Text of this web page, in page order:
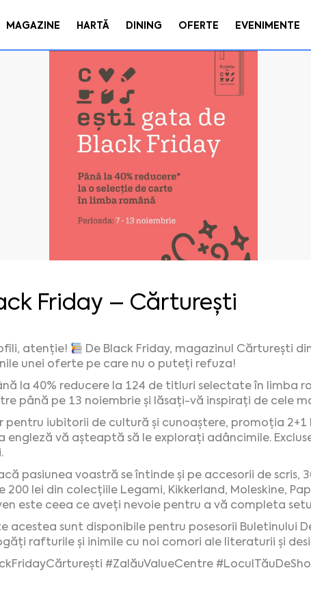
MAGAZINE HARTĂ DINING OFERTE EVENIMENTE
Friday – Cărturești
atenție! De Black Friday, magazinul Cărturești
unei oferte pe care nu o puteți refuza!
la 40% reducere la 124 de titluri selectate în limba
până pe 13 noiembrie și lăsați-vă inspirați de cele
pentru iubitorii de cultură și cunoaștere, promoția
engleză vă așteaptă să le explorați adâncimile.
pasiunea voastră se întinde și pe accesorii de scris,
200 lei din colecțiile Legami, Kikkerland, Moleskine,
este ceea ce aveți nevoie pentru a vă completa
acestea sunt disponibile pentru posesorii Buletinului
rafturile și inimile cu noi comori ale literaturii și
#ZalăuValueCentre